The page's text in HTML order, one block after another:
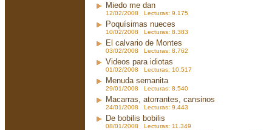
Miedo me dan
12/02/2008 Lecturas: 9.175
Poquísimas nueces
10/02/2008 Lecturas: 8.383
El calvario de Montes
03/02/2008 Lecturas: 8.762
Videos para idiotas
01/02/2008 Lecturas: 10.517
Menuda semanita
29/01/2008 Lecturas: 8.540
Macarras, atorrantes, cansinos
24/01/2008 Lecturas: 9.443
De bobilis bobilis
08/01/2008 Lecturas: 11.349